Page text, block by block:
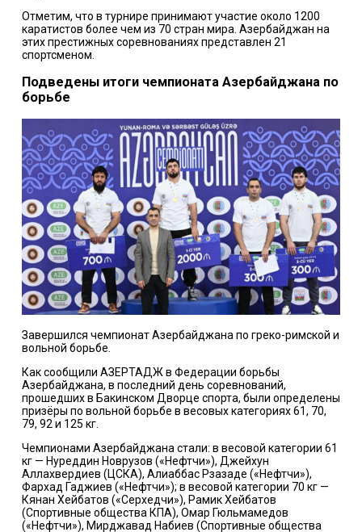
Отметим, что в турнире принимают участие около 1200
каратистов более чем из 70 стран мира. Азербайджан на
этих престижных соревнованиях представлен 21
спортсменом.
Подведены итоги чемпионата Азербайджана по
борьбе
Завершился чемпионат Азербайджана по греко-римской и
вольной борьбе.
Как сообщили АЗЕРТАДЖ в Федерации борьбы
Азербайджана, в последний день соревнований,
прошедших в Бакинском Дворце спорта, были определены
призёры по вольной борьбе в весовых категориях 61, 70,
79, 92 и 125 кг.
Чемпионами Азербайджана стали: в весовой категории 61
кг — Нуреддин Новрузов («Нефтчи»), Джейхун
Аллахвердиев (ЦСКА), Алиаббас Рзазаде («Нефтчи»),
Фархад Гаджиев («Нефтчи»); в весовой категории 70 кг —
Кянан Хейбатов («Серхедчи»), Рамик Хейбатов
(Спортивные общества КПА), Омар Гюльмамедов
(«Нефтчи»), Мирджавад Набиев (Спортивные общества